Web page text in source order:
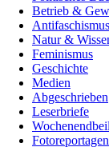
Betrieb &
Antifaschismus
Natur &
Feminismus
Geschichte
Medien
Abgeschrieben
Leserbriefe
Fotoreportagen